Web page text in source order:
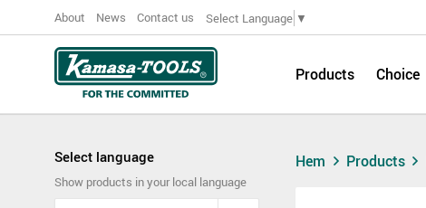
About News Contact us Select Language ▼
Products Choice
Select language
Show products in your local language
Hem Products